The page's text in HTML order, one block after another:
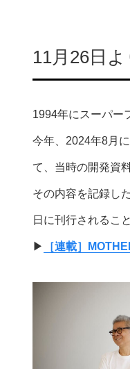
11月26日
1994年にスーパー
今年、2024年8月
て、当時の開発資
その内容を記録し
日に刊行されるこ
▶︎ ［連載］